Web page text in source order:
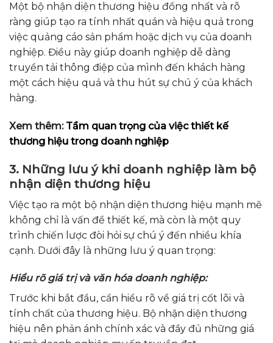
Một bộ nhận diện thương hiệu đồng nhất và rõ
ràng giúp tạo ra tính nhất quán và hiệu quả trong
việc quảng cáo sản phẩm hoặc dịch vụ của doanh
nghiệp. Điều này giúp doanh nghiệp dễ dàng
truyền tải thông điệp của mình đến khách hàng
một cách hiệu quả và thu hút sự chú ý của khách
hàng.
Xem thêm: Tầm quan trọng của việc thiết kế
thương hiệu trong doanh nghiệp
3. Những lưu ý khi doanh nghiệp làm bộ
nhận diện thương hiệu
Việc tạo ra một bộ nhận diện thương hiệu mạnh mẽ
không chỉ là vấn đề thiết kế, mà còn là một quy
trình chiến lược đòi hỏi sự chú ý đến nhiều khía
cạnh. Dưới đây là những lưu ý quan trọng:
Hiểu rõ giá trị và văn hóa doanh nghiệp:
Trước khi bắt đầu, cần hiểu rõ về giá trị cốt lõi và
tính chất của thương hiệu. Bộ nhận diện thương
hiệu nên phản ánh chính xác và đầy đủ những giá